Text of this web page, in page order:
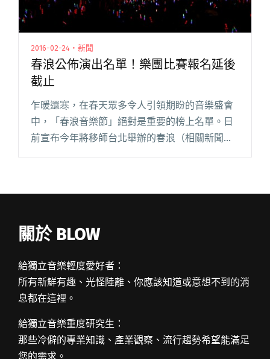
2016-02-24・新聞
春浪公佈演出名單！樂團比賽報名延後
截止
乍暖還寒，在春天眾多令人引領期盼的音樂盛會
中，「春浪音樂節」絕對是重要的榜上名單。日
前宣布今年將移師台北舉辦的春浪（相關新聞：
春浪出走 正宗墾丁春天吶喊回來了！），終於在
關於 BLOW
給獨立音樂輕度愛好者：
所有新鮮有趣、光怪陸離、你應該知道或意想不到的消
息都在這裡。
給獨立音樂重度研究生：
那些冷僻的專業知識、產業觀察、流行趨勢希望能滿足
您的需求。